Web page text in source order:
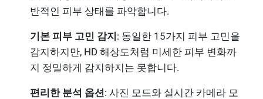
반적인 피부 상태를 파악합니다.
기본 피부 고민 감지: 동일한 15가지 피부 고민을
감지하지만, HD 해상도처럼 미세한 피부 변화까
지 정밀하게 감지하지는 못합니다.
편리한 분석 옵션: 사진 모드와 실시간 카메라 모